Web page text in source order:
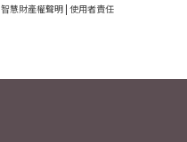
智慧財產權聲明 | 使用者責任